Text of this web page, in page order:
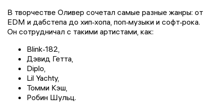
В творчестве Оливер сочетал самые разные жанры: от
EDM и дабстепа до хип‑хопа, поп‑музыки и софт‑рока.
Он сотрудничал с такими артистами, как:
Blink‑182,
Дэвид Гетта,
Diplo,
Lil Yachty,
Томми Кэш,
Робин Шульц.